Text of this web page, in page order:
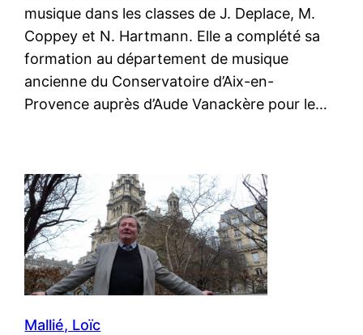
musique dans les classes de J. Deplace, M.
Coppey et N. Hartmann. Elle a complété sa
formation au département de musique
ancienne du Conservatoire d’Aix-en-
Provence auprès d’Aude Vanackère pour le…
Mallié, Loïc